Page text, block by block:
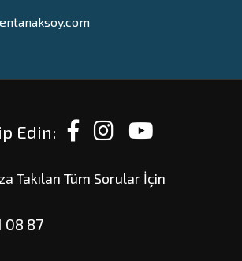
Edin:
Takılan Tüm Sorular İçin
08 87